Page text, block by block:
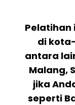
di
antara
Malang,
jika
seperti